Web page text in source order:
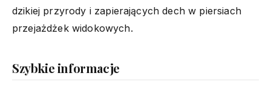
dzikiej przyrody i zapierających dech w piersiach
przejażdżek widokowych.
Szybkie informacje